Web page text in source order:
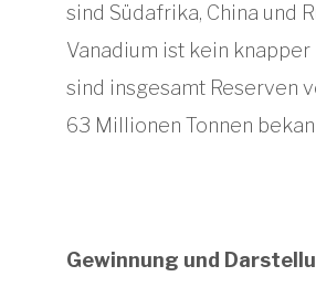
sind Südafrika, China und
Vanadium ist kein knapper
sind insgesamt Reserven
63 Millionen Tonnen
Gewinnung und